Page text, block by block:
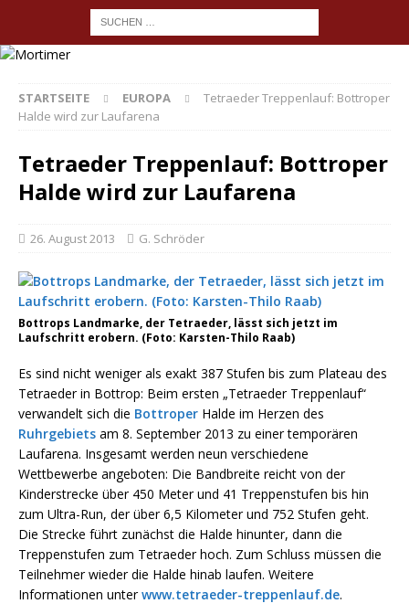
STARTSEITE EUROPA
Tetraeder Treppenlauf: Bottroper
Halde wird zur Laufarena
Tetraeder Treppenlauf: Bottroper
Halde wird zur Laufarena
26. August 2013 G. Schröder
Bottrops Landmarke, der Tetraeder, lässt sich jetzt im
Laufschritt erobern. (Foto: Karsten-Thilo Raab)
Es sind nicht weniger als exakt 387 Stufen bis zum Plateau des
Tetraeder in Bottrop: Beim ersten „Tetraeder Treppenlauf“
verwandelt sich die Bottroper Halde im Herzen des
Ruhrgebiets am 8. September 2013 zu einer temporären
Laufarena. Insgesamt werden neun verschiedene
Wettbewerbe angeboten: Die Bandbreite reicht von der
Kinderstrecke über 450 Meter und 41 Treppenstufen bis hin
zum Ultra-Run, der über 6,5 Kilometer und 752 Stufen geht.
Die Strecke führt zunächst die Halde hinunter, dann die
Treppenstufen zum Tetraeder hoch. Zum Schluss müssen die
Teilnehmer wieder die Halde hinab laufen. Weitere
Informationen unterwww.tetraeder-treppenlauf.de.